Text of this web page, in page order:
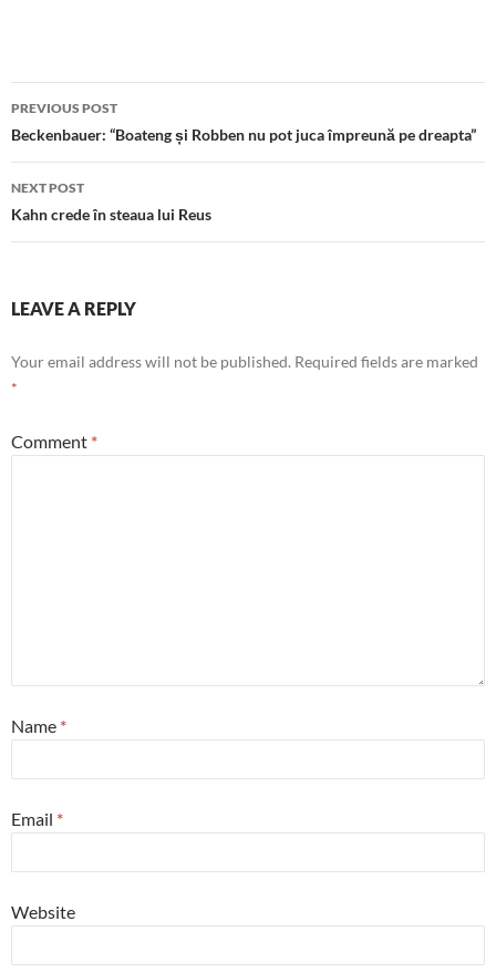
Post
navigation
PREVIOUS POST
Beckenbauer: “Boateng și Robben nu pot juca împreună pe dreapta”
NEXT POST
Kahn crede în steaua lui Reus
LEAVE A REPLY
Your email address will not be published. Required fields are marked
*
Comment *
Name *
Email *
Website